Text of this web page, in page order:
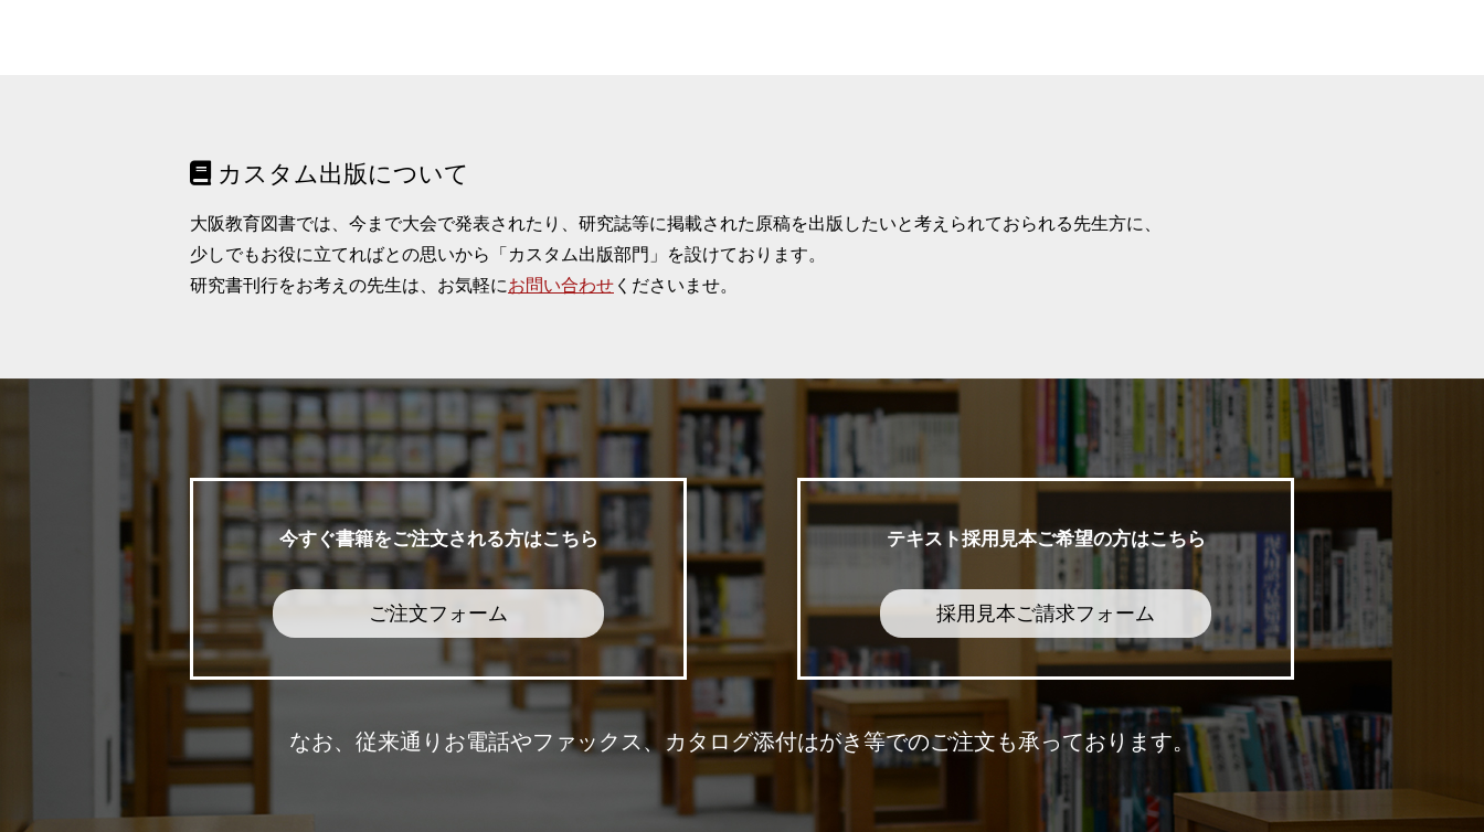
カスタム出版について
大阪教育図書では、今まで大会で発表されたり、研究誌等に掲載された原稿を出版したいと考えられておられる先生方に、
少しでもお役に立てればとの思いから「カスタム出版部門」を設けております。
研究書刊行をお考えの先生は、お気軽にお問い合わせ くださいませ。
今すぐ書籍をご注文される方はこちら
ご注文フォーム
テキスト採用見本ご希望の方はこちら
採用見本ご請求フォーム
なお、従来通りお電話やファックス、カタログ添付はがき等でのご注文も承っております。